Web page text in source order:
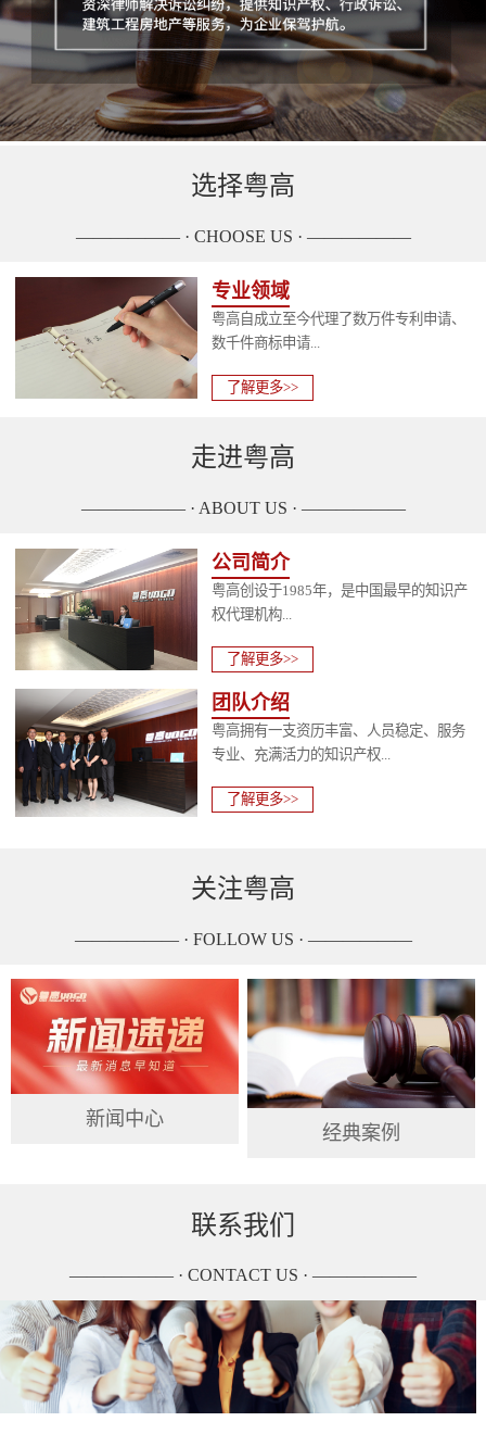
选择粤高
—————— · CHOOSE US · ——————
专业领域
粤高自成立至今代理了数万件专利申请、
数千件商标申请...
了解更多>>
走进粤高
—————— · ABOUT US · ——————
公司简介
粤高创设于1985年，是中国最早的知识产
权代理机构...
了解更多>>
团队介绍
粤高拥有一支资历丰富、人员稳定、服务
专业、充满活力的知识产权...
了解更多>>
关注粤高
—————— · FOLLOW US · ——————
新闻中心
经典案例
联系我们
—————— · CONTACT US · ——————